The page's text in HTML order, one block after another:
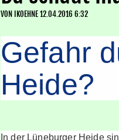
VON IKOEHNE12.04.2016 6:32
Gefahr
Heide?
In der Lüneburger Heide